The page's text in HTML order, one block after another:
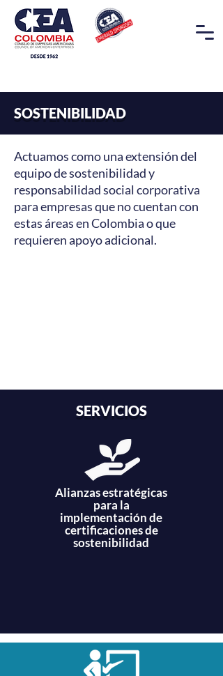
SOSTENIBILIDAD
Actuamos como una extensión del
equipo de sostenibilidad y
responsabilidad social corporativa
para empresas que no cuentan con
estas áreas en Colombia o que
requieren apoyo adicional.
SERVICIOS
Alianzas estratégicas
para la
implementación de
certificaciones de
sostenibilidad